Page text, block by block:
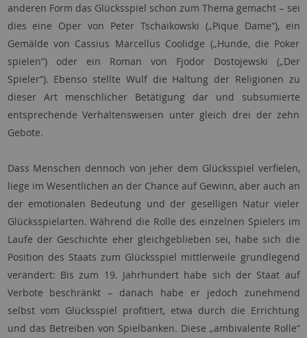
anderen Form das Glücksspiel schon zum Thema gemacht – sei
dies eine Oper von Peter Tschaikowski („Pique Dame“), ein
Gemälde von Cassius Marcellus Coolidge („Hunde, die Poker
spielen“) oder ein Roman von Fjodor Dostojewski („Der
Spieler“). Ebenso stellte Wulf die Haltung der Religionen zu
dieser Art menschlicher Betätigung dar und subsumierte
entsprechende Verhaltensweisen unter gleich drei der zehn
Gebote.
Dass Menschen dennoch von jeher dem Glücksspiel verfielen,
liege im Wesentlichen an der Chance auf Gewinn, aber auch an
der emotionalen Bedeutung und der geselligen Natur vieler
Glücksspielarten. Während die Rolle des einzelnen Spielers im
Laufe der Geschichte eher gleichgeblieben sei, habe sich die
Position des Staats zum Glücksspiel mittlerweile grundlegend
verändert: Bis zum 19. Jahrhundert habe sich der Staat auf
Verbote beschränkt – danach habe er jedoch zunehmend
selbst vom Glücksspiel profitiert, etwa durch die Errichtung
und das Betreiben von Spielbanken. Diese „ambivalente Rolle“